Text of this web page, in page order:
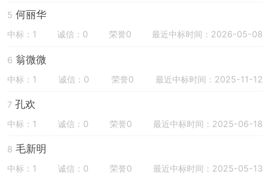
5 何丽华
中标：1 诚信：0 荣誉0 最近中标时间：2026-05-08
6 翁微微
中标：1 诚信：0 荣誉0 最近中标时间：2025-11-12
7 孔欢
中标：1 诚信：0 荣誉0 最近中标时间：2025-06-18
8 毛新明
中标：1 诚信：0 荣誉0 最近中标时间：2025-05-13